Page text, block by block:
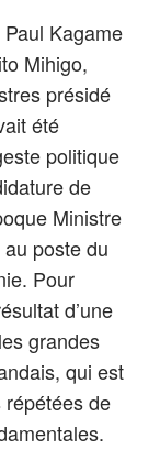
Kagame
Mihigo,
présidé
été
politique
de
Ministre
poste du
Pour
d’une
grandes
qui est
de